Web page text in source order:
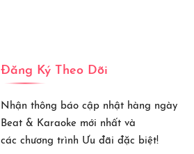
Đăng Ký Theo Dõi
Nhận thông báo cập nhật hàng ngày
Beat & Karaoke mới nhất và
các chương trình Ưu đãi đặc biệt!